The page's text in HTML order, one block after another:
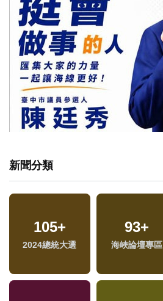
新聞分類
105+
2024總統大選
93+
海峽論壇專區